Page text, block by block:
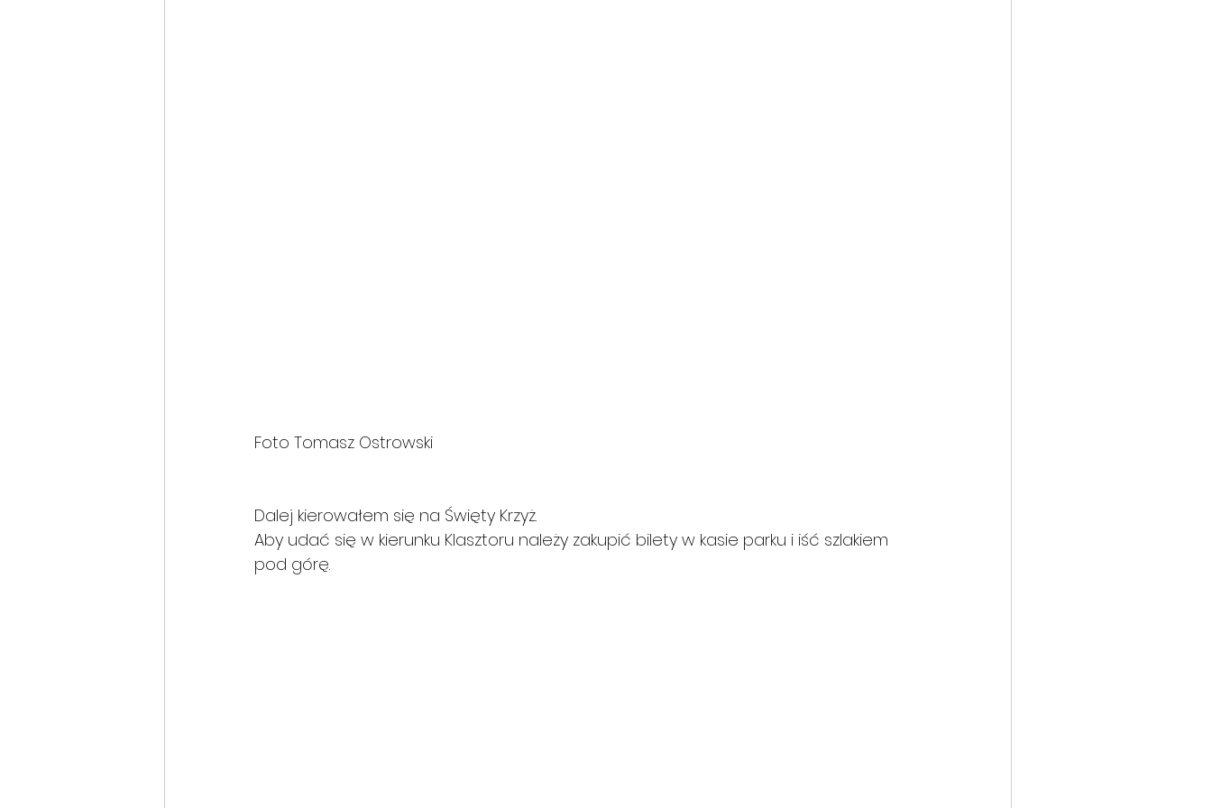
Foto Tomasz Ostrowski
Dalej kierowałem się na Święty Krzyż.
Aby udać się w kierunku Klasztoru należy zakupić bilety w kasie parku i iść szlakiem
pod górę.